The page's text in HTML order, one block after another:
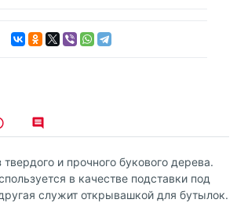
и прочного букового дерева.
в качестве подставки под
служит открывашкой для бутылок.